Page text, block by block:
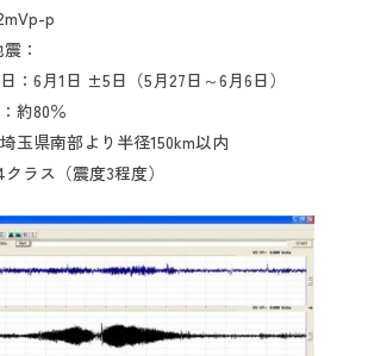
p
：
：6月1日 ±5日（5月27日～6月6日）
約80％
玉県南部より半径150km以内
ラス（震度3程度）